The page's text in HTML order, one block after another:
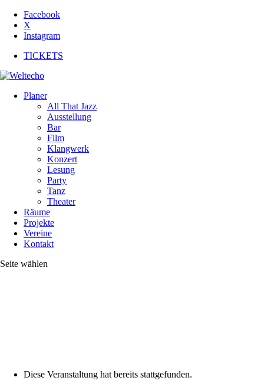
Facebook
X
Instagram
TICKETS
Planer
All That Jazz
Ausstellung
Bar
Film
Klangwerk
Konzert
Lesung
Party
Tanz
Theater
Räume
Projekte
Vereine
Kontakt
Seite wählen
Diese Veranstaltung hat bereits stattgefunden.